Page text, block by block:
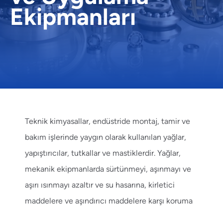
Ekipmanları
Teknik kimyasallar, endüstride montaj, tamir ve
bakım işlerinde yaygın olarak kullanılan yağlar,
yapıştırıcılar, tutkallar ve mastiklerdir. Yağlar,
mekanik ekipmanlarda sürtünmeyi, aşınmayı ve
aşırı ısınmayı azaltır ve su hasarına, kirletici
maddelere ve aşındırıcı maddelere karşı koruma